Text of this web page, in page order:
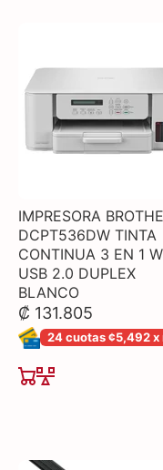
IMPRESORA
DCPT536DW TINTA
CONTINUA 3 EN 1
USB 2.0 DUPLEX
BLANCO
₡ 131.805
24 cuotas ¢5,492 x